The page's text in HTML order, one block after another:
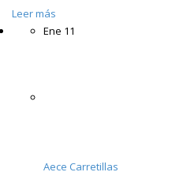
Leer más
Ene 11
Aece Carretillas